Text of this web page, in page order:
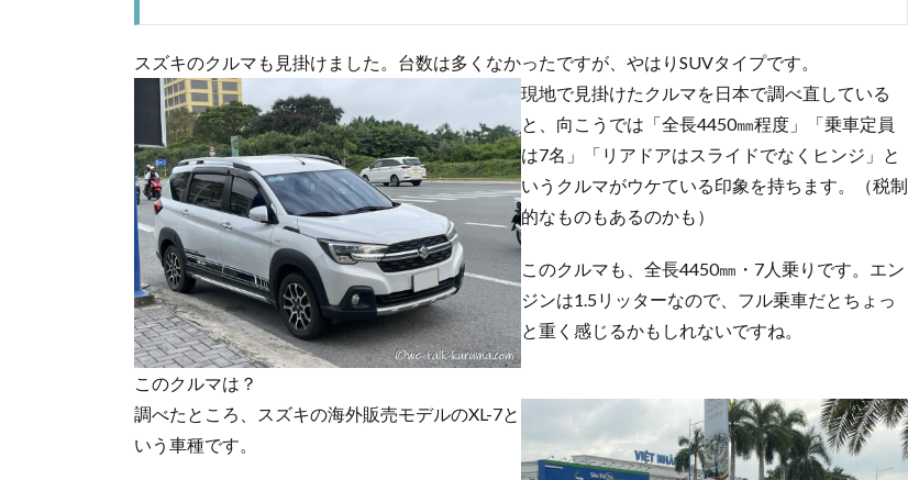
スズキのクルマも見掛けました。台数は多くなかったですが、やはりSUVタイプです。
このクルマは？
現地で見掛けたクルマを日本で調べ直している
と、向こうでは「全長4450㎜程度」「乗車定員
は7名」「リアドアはスライドでなくヒンジ」と
いうクルマがウケている印象を持ちます。（税制
的なものもあるのかも）
このクルマも、全長4450㎜・7人乗りです。エン
ジンは1.5リッターなので、フル乗車だとちょっ
と重く感じるかもしれないですね。
調べたところ、スズキの海外販売モデルのXL-7と
いう車種です。